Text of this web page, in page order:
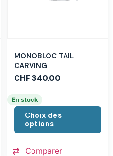
MONOBLOC TAIL
CARVING
CHF340.00
En stock
Choix des
options
Comparer